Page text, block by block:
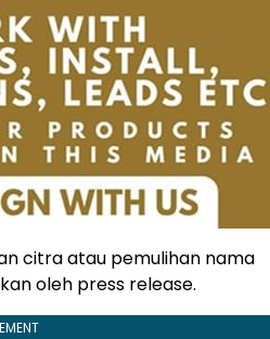
citra atau pemulihan nama
oleh press release.